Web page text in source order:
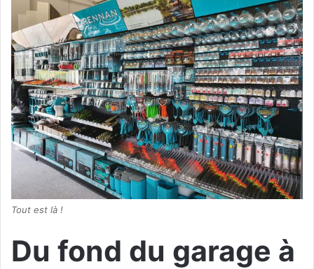
Tout est là !
Du fond du garage à